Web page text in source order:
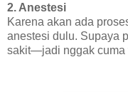
2. Anestesi
Karena akan ada
anestesi dulu. Supaya
sakit—jadi nggak cuma